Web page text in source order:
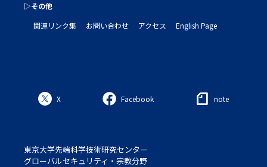
▷その他
関連リンク集
お問い合わせ アクセス English Page
X Facebook note
東京大学先端科学技術研究センター
グローバルセキュリティ・宗教分野